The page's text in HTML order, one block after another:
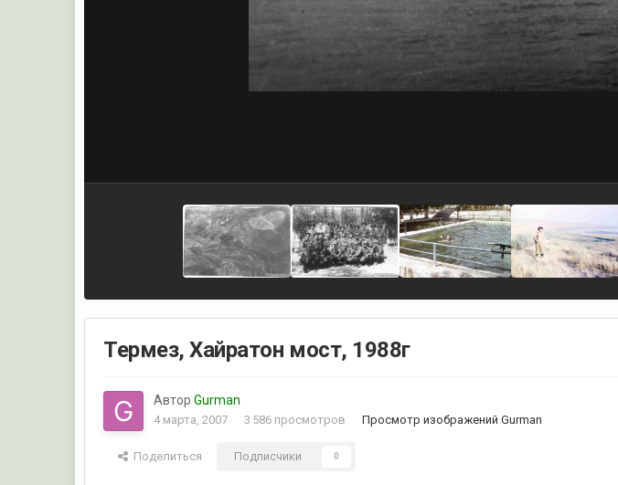
Термез, Хайратон мост, 1988г
АвторGurman
4 марта, 2007 3 586 просмотров Просмотр изображений Gurman
Поделиться Подписчики 0